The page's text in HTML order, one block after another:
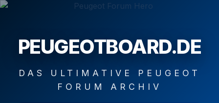
PEUGEOTBOARD.DE
DAS ULTIMATIVE PEUGEOT
FORUM ARCHIV